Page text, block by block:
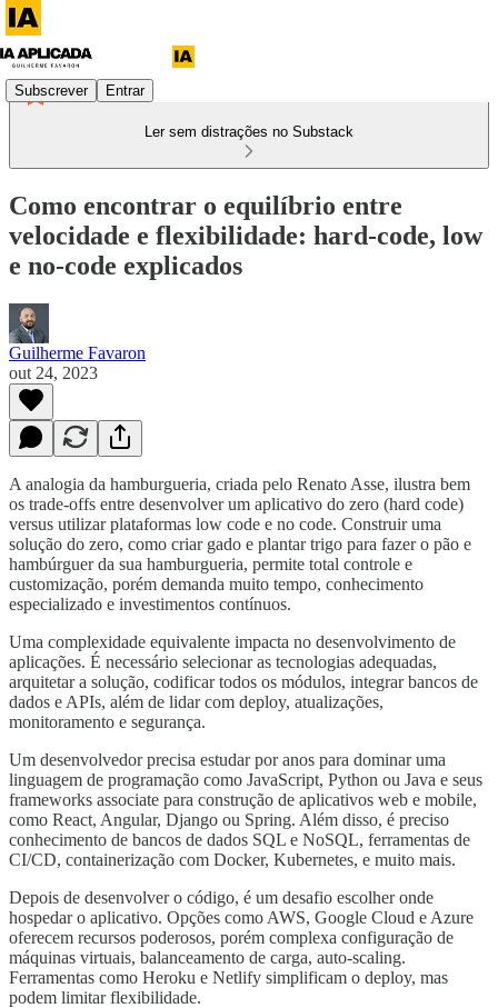
Subscrever Entrar
Ler sem distrações no Substack
Como encontrar o equilíbrio entre
velocidade e flexibilidade: hard-code, low
e no-code explicados
Guilherme Favaron
out 24, 2023
A analogia da hamburgueria, criada pelo Renato Asse, ilustra bem
os trade-offs entre desenvolver um aplicativo do zero (hard code)
versus utilizar plataformas low code e no code. Construir uma
solução do zero, como criar gado e plantar trigo para fazer o pão e
hambúrguer da sua hamburgueria, permite total controle e
customização, porém demanda muito tempo, conhecimento
especializado e investimentos contínuos.
Uma complexidade equivalente impacta no desenvolvimento de
aplicações. É necessário selecionar as tecnologias adequadas,
arquitetar a solução, codificar todos os módulos, integrar bancos de
dados e APIs, além de lidar com deploy, atualizações,
monitoramento e segurança.
Um desenvolvedor precisa estudar por anos para dominar uma
linguagem de programação como JavaScript, Python ou Java e seus
frameworks associate para construção de aplicativos web e mobile,
como React, Angular, Django ou Spring. Além disso, é preciso
conhecimento de bancos de dados SQL e NoSQL, ferramentas de
CI/CD, containerização com Docker, Kubernetes, e muito mais.
Depois de desenvolver o código, é um desafio escolher onde
hospedar o aplicativo. Opções como AWS, Google Cloud e Azure
oferecem recursos poderosos, porém complexa configuração de
máquinas virtuais, balanceamento de carga, auto-scaling.
Ferramentas como Heroku e Netlify simplificam o deploy, mas
podem limitar flexibilidade.